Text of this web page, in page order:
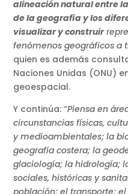
alineación natural entre
de la geografía y los
visualizar y construir
fenómenos geográficos a
quien es además
Naciones Unidas (ONU)
geoespacial.
Y continúa: “Piensa en
circunstancias físicas,
y medioambientales; la
geografía costera; la
glaciología; la hidrología;
sociales, históricas y